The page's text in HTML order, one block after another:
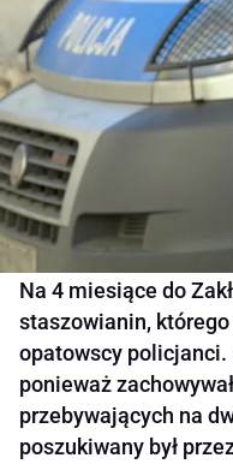
Na 4 miesiące do
staszowianin,
opatowscy policjanci.
ponieważ
przebywających na
poszukiwany był